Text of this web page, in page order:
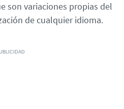
son variaciones propias del
de cualquier idioma.